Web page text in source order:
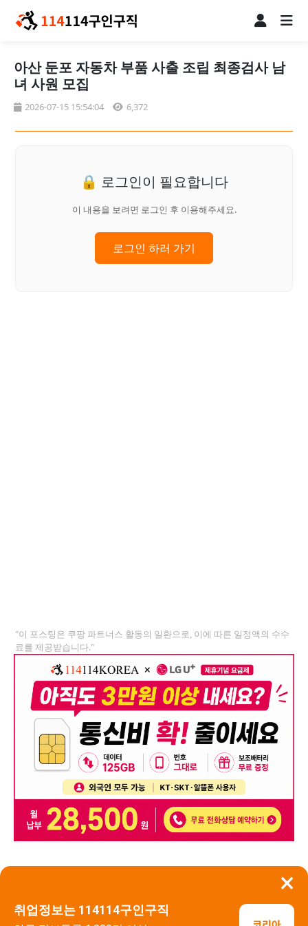
×
취업정보는 114114구인구직
아산 둔포 자동차 부품 사출 조립 최종검사 남
녀 사원 모집
2026-07-15 15:54:04 6,372
🔒 로그인이 필요합니다
이 내용을 보려면 로그인 후 이용해주세요.
로그인 하러 가기
"이 포스팅은 쿠팡 파트너스 활동의 일환으로, 이에 따른 일정액의 수수
료를 제공받습니다."